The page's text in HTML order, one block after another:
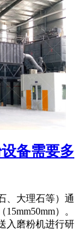
备需要多
、大理石等）通
）。
入磨粉机进行研